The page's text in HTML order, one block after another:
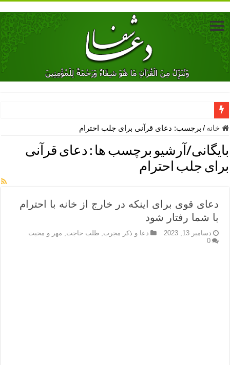
دعای جلب محبت فوری معشوق – دعای جلب محبت شوهر
دعای مشکل گشا برای رفع فقر – ذکرهای روزی‌ بخش
معجزات دعای یا من اظهر الجمیل – دعای یا من اظهر الجمیل برای
مهم ترین اذکار الهی و فضیلت آن ها – ذکر مخصوص مستجاب الدعوه
نماز حاجت برای کار گشایی- دعای رفع مشکلات و طلب حاجت
دعای رفع فقر و طلب رزق و روزی – آیه‌ جلب ثروت و برکت مال
خانه / برچسب: دعای قرآنی برای جلب احترام
بایگانی/آرشیو برچسب ها : دعای قرآنی
برای جلب احترام
دعای قوی برای اینکه در خارج از خانه با احترام
با شما رفتار شود
دسامبر 13, 2023 دعا و ذکر مجرب ,طلب حاجت
مهر و محبت
0